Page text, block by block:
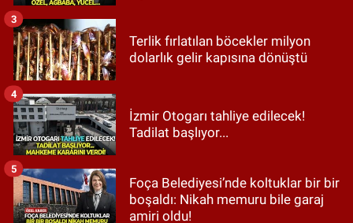
Terlik fırlatılan böcekler milyon
dolarlık gelir kapısına dönüştü
3
İzmir Otogarı tahliye edilecek!
Tadilat başlıyor...
4
Foça Belediyesi’nde koltuklar bir bir
boşaldı: Nikah memuru bile garaj
amiri oldu!
5